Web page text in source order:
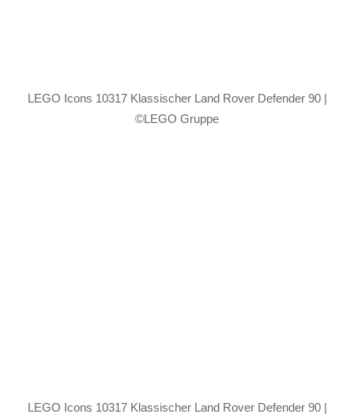
LEGO Icons 10317 Klassischer Land Rover Defender 90 |
©LEGO Gruppe
LEGO Icons 10317 Klassischer Land Rover Defender 90 |